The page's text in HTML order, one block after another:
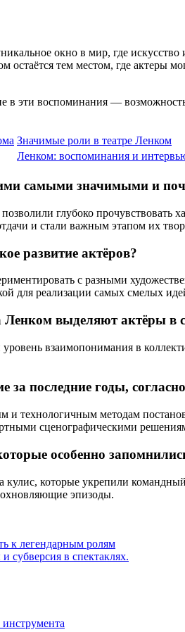
окно в мир, где
остаётся тем местом, где актеры
в эти воспоминания —
Значимые роли в театре Ленком
Ленком: воспоминания и
самыми значимыми и
глубоко
и стали важным этапом их
развитие актёров?
с разными
для реализации самых смелых
Ленком выделяют актёры в
взаимопонимания в
последние годы,
и технологичным методам
сценографическими
особенно
которые укрепили
эпизоды.
к легендарным ролям
субверсия в спектаклях.